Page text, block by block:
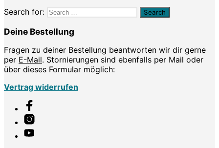
Search for:
Deine Bestellung
Fragen zu deiner Bestellung beantworten wir dir gerne
per E-Mail. Stornierungen sind ebenfalls per Mail oder
über dieses Formular möglich:
Vertrag widerrufen